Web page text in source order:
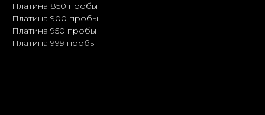
Платина 850 пробы
Платина 900 пробы
Платина 950 пробы
Платина 999 пробы